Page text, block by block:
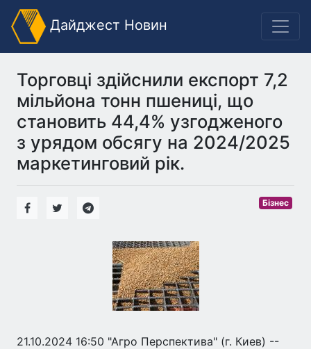
Дайджест Новин
Торговці здійснили експорт 7,2
мільйона тонн пшениці, що
становить 44,4% узгодженого
з урядом обсягу на 2024/2025
маркетинговий рік.
Бізнес
21.10.2024 16:50 "Агро Перспектива" (г. Киев) --